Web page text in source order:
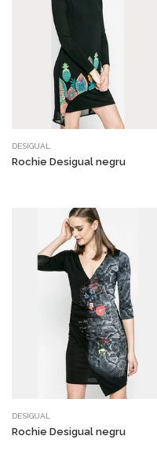
DESIGUAL
Rochie Desigual negru
DESIGUAL
Rochie Desigual negru